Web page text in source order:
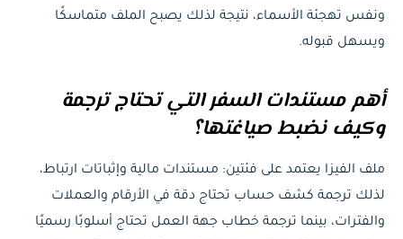
ونفس تهجئة الأسماء، نتيجة لذلك يصبح الملف متماسكًا
ويسهل قبوله.
أهم مستندات السفر التي تحتاج ترجمة
وكيف نضبط صياغتها؟
ملف الفيزا يعتمد على فئتين: مستندات مالية وإثباتات ارتباط،
لذلك ترجمة كشف حساب تحتاج دقة في الأرقام والعملات
والفترات، بينما ترجمة خطاب جهة العمل تحتاج أسلوبًا رسميًا